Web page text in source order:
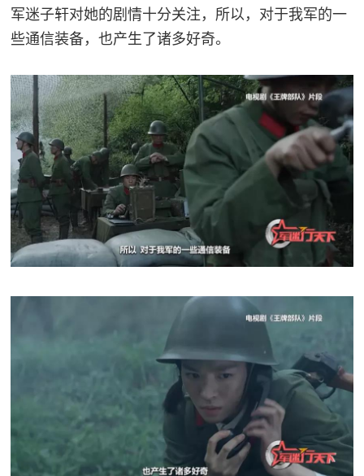
军迷子轩对她的剧情十分关注，所以，对于我军的一
些通信装备，也产生了诸多好奇。